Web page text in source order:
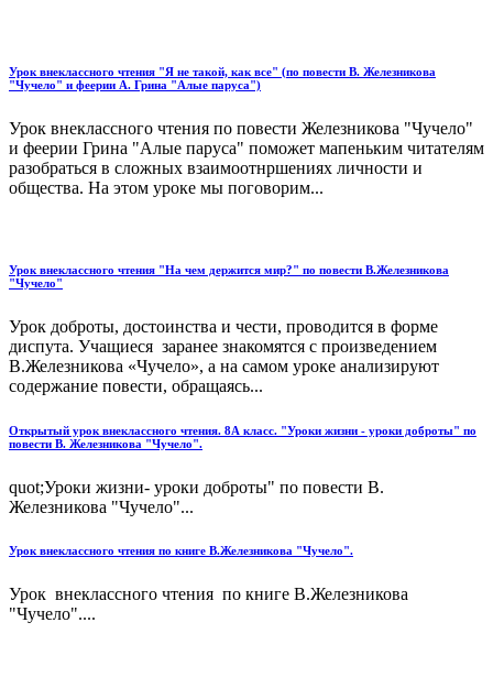
Урок внеклассного чтения "Я не такой, как все" (по повести В. Железникова
"Чучело" и феерии А. Грина "Алые паруса")
Урок внеклассного чтения по повести Железникова "Чучело"
и феерии Грина "Алые паруса" поможет мапеньким читателям
разобраться в сложных взаимоотнршениях личности и
общества. На этом уроке мы поговорим...
Урок внеклассного чтения "На чем держится мир?" по повести В.Железникова
"Чучело"
Урок доброты, достоинства и чести, проводится в форме
диспута. Учащиеся заранее знакомятся с произведением
В.Железникова «Чучело», а на самом уроке анализируют
содержание повести, обращаясь...
Открытый урок внеклассного чтения. 8А класс. "Уроки жизни - уроки доброты" по
повести В. Железникова "Чучело".
quot;Уроки жизни- уроки доброты" по повести В.
Железникова "Чучело"...
Урок внеклассного чтения по книге В.Железникова "Чучело".
Урок внеклассного чтения по книге В.Железникова
"Чучело"....